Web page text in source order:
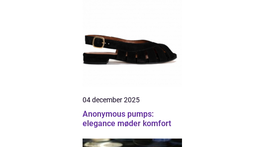
04 december 2025
Anonymous pumps:
elegance møder komfort